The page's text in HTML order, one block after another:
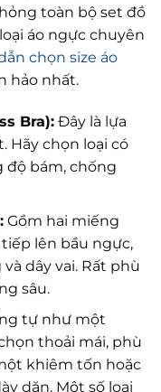
toàn bộ set đồ
áo ngực chuyên
chọn size áo
hảo nhất.
Bra):Đây là lựa
Hãy chọn loại có
độ bám, chống
Gồm hai miếng
lên bầu ngực,
dây vai. Rất phù
sâu.
tự như một
thoải mái, phù
khiêm tốn hoặc
dặn. Một số loại